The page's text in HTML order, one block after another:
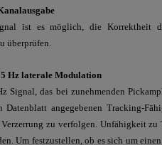
ist es möglich, die Korrektheit
überprüfen.
Hz laterale Modulation
Signal, das bei zunehmenden
angegebenen Tracking-
zu verfolgen. Unfähigkeit
Um festzustellen, ob es sich um